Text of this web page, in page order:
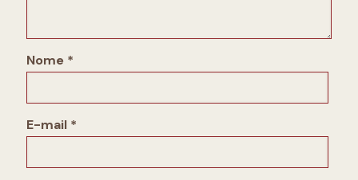
Nome *
E-mail *